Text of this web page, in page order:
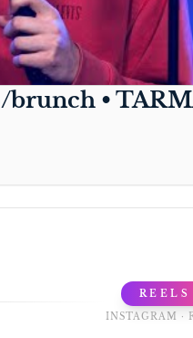
•
REELS
INSTAGRAM ·